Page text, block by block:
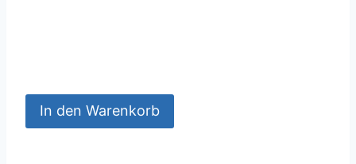
In den Warenkorb